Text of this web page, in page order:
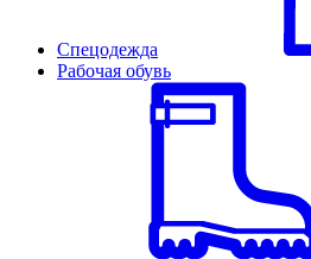
Спецодежда
Рабочая обувь